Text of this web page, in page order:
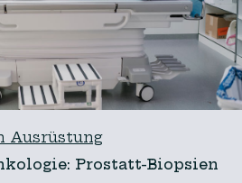
Ausrüstung
Prostatt-Biopsien